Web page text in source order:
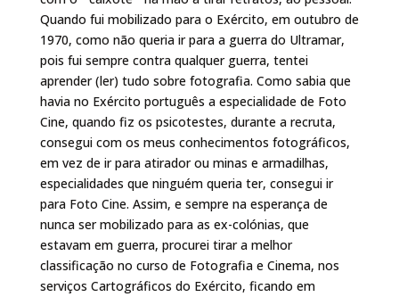
Quando fui mobilizado para o Exército, em outubro de
1970, como não queria ir para a guerra do Ultramar,
pois fui sempre contra qualquer guerra, tentei
aprender (ler) tudo sobre fotografia. Como sabia que
havia no Exército português a especialidade de Foto
Cine, quando fiz os psicotestes, durante a recruta,
consegui com os meus conhecimentos fotográficos,
em vez de ir para atirador ou minas e armadilhas,
especialidades que ninguém queria ter, consegui ir
para Foto Cine. Assim, e sempre na esperança de
nunca ser mobilizado para as ex-colónias, que
estavam em guerra, procurei tirar a melhor
classificação no curso de Fotografia e Cinema, nos
serviços Cartográficos do Exército, ficando em